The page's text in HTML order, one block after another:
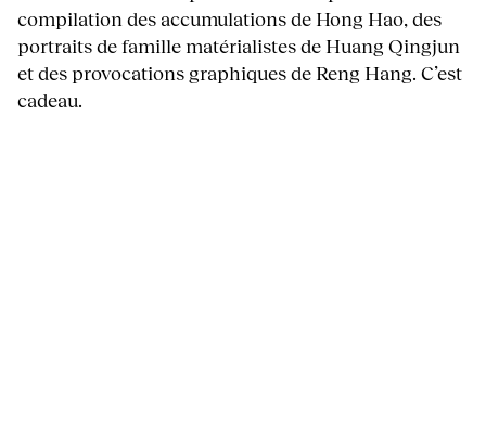
compilation des accumulations de Hong Hao, des
portraits de famille matérialistes de Huang Qingjun
et des provocations graphiques de Reng Hang. C’est
cadeau.